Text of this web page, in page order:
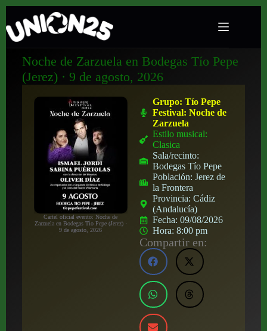
Noche de Zarzuela en Bodegas Tío Pepe
(Jerez) · 9 de agosto, 2026
Cartel oficial evento: Noche de
Zarzuela en Bodegas Tío Pepe (Jerez) ·
9 de agosto, 2026
Grupo:Tío Pepe
Festival: Noche de
Zarzuela
Estilo musical:
Clasica
Sala/recinto:
Bodegas Tío Pepe
Población:Jerez de
la Frontera
Provincia:Cádiz
(Andalucía)
Fecha:09/08/2026
Hora:8:00 pm
Compartir en: